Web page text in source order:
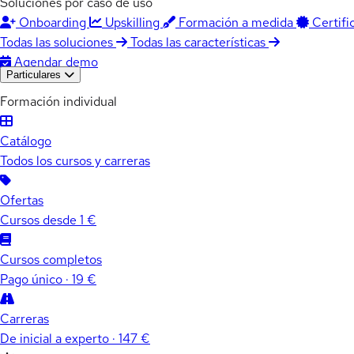
Onboarding
Upskilling Formación a medida
Todas las soluciones
Todas las características
Agendar demo
Particulares
Formación individual
Catálogo
Todos los cursos y carreras
Ofertas
Cursos desde 1 €
Cursos completos
Pago único · 19 €
Carreras
De inicial a experto · 147 €